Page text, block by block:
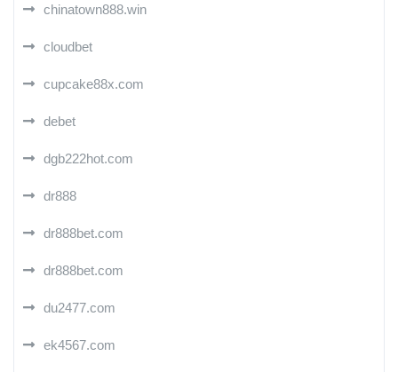
chinatown888.win
cloudbet
cupcake88x.com
debet
dgb222hot.com
dr888
dr888bet.com
dr888bet.com
du2477.com
ek4567.com